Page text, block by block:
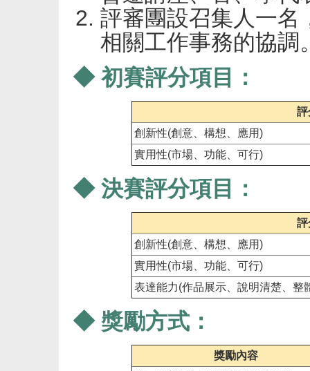
評審團設召集人一名
相關工作事務的協調
◆ 初賽評分項目：
評
創新性(創意、構想、應用)
實用性(市場、功能、可行)
◆ 決賽評分項目：
評
創新性(創意、構想、應用)
實用性(市場、功能、可行)
表達能力(作品展示、說明清楚、整
◆ 獎勵方式：
獎勵內容